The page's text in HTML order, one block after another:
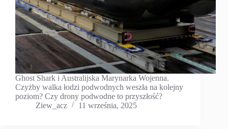
Ghost Shark i Australijska Marynarka Wojenna.
Czyżby walka łodzi podwodnych weszła na kolejny
poziom? Czy drony podwodne to przyszłość?
Ziew_acz
11 września, 2025